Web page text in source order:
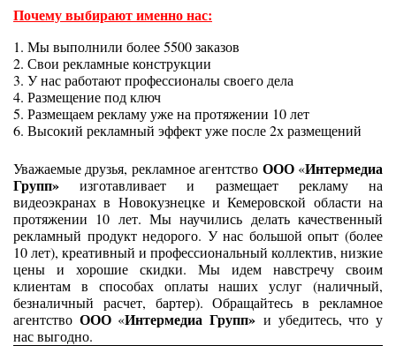
Почему выбирают именно нас:
1. Мы выполнили более 5500 заказов
2. Свои рекламные конструкции
3. У нас работают профессионалы своего дела
4. Размещение под ключ
5. Размещаем рекламу уже на протяжении 10 лет
6. Высокий рекламный эффект уже после 2х размещений
Уважаемые друзья, рекламное агентство ООО«Интермедиа
Групп» изготавливает и размещает рекламу на
видеоэкранах в Новокузнецке и Кемеровской области на
протяжении 10 лет. Мы научились делать качественный
рекламный продукт недорого. У нас большой опыт (более
10 лет), креативный и профессиональный коллектив, низкие
цены и хорошие скидки. Мы идем навстречу своим
клиентам в способах оплаты наших услуг (наличный,
безналичный расчет, бартер). Обращайтесь в рекламное
агентство ООО«Интермедиа Групп» и убедитесь, что у
нас выгодно.